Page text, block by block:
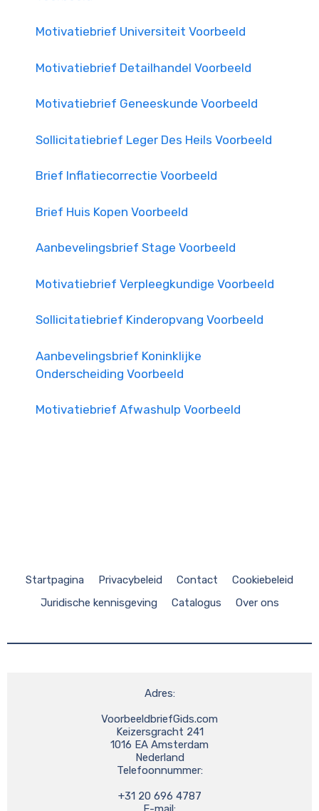
Motivatiebrief Universiteit Voorbeeld
Motivatiebrief Detailhandel Voorbeeld
Motivatiebrief Geneeskunde Voorbeeld
Sollicitatiebrief Leger Des Heils Voorbeeld
Brief Inflatiecorrectie Voorbeeld
Brief Huis Kopen Voorbeeld
Aanbevelingsbrief Stage Voorbeeld
Motivatiebrief Verpleegkundige Voorbeeld
Sollicitatiebrief Kinderopvang Voorbeeld
Aanbevelingsbrief Koninklijke
Onderscheiding Voorbeeld
Motivatiebrief Afwashulp Voorbeeld
Startpagina Privacybeleid Contact
Cookiebeleid
Juridische kennisgeving
Catalogus Over ons
Adres:
VoorbeeldbriefGids.com
Keizersgracht 241
1016 EA Amsterdam
Nederland
Telefoonnummer:
+31 20 696 4787